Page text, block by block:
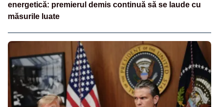
energetică: premierul demis continuă să se laude cu
măsurile luate